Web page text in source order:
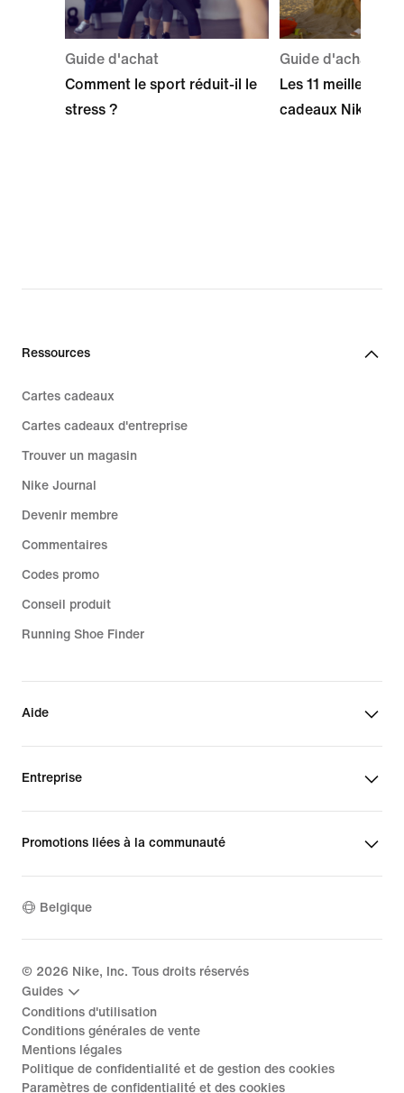
Guide d'achat
Comment le sport réduit-il le
stress ?
Guide d'achat
Les 11 meilleures
cadeaux Nike
Ressources
Cartes cadeaux
Cartes cadeaux d'entreprise
Trouver un magasin
Nike Journal
Devenir membre
Commentaires
Codes promo
Conseil produit
Running Shoe Finder
Aide
Entreprise
Promotions liées à la communauté
Belgique
© 2026 Nike, Inc. Tous droits réservés
Guides
Conditions d'utilisation
Conditions générales de vente
Mentions légales
Politique de confidentialité et de gestion des cookies
Paramètres de confidentialité et des cookies